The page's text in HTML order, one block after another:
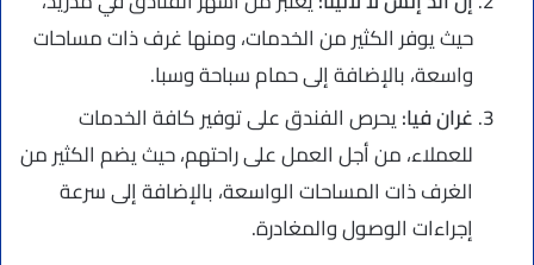
حيث يوفر الكثير من الخدمات، ومنها غرف ذات مساحات
واسعة، بالإضافة إلى حمام سباحة وسبا.
غران فيا:يحرص الفندق على توفير كافة الخدمات
للعملاء، من أجل العمل على راحتهم، حيث يضم الكثير من
الغرف ذات المساحات الواسعة، بالإضافة إلى سرعة
إجراءات الوصول والمغادرة.